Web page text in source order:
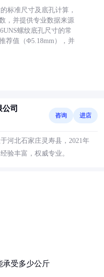
标准尺寸及底孔计算，
，并提供专业数据来源
螺纹底孔尺寸的常
荐值（Φ5.18mm），并
司
咨询 进店
河北石家庄灵寿县，2021年
验丰富，权威专业。
承受多少公斤